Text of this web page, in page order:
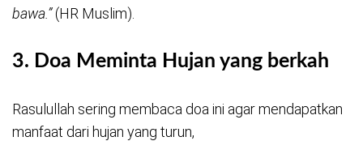
bawa.”(HR Muslim).
3. Doa Meminta Hujan yang berkah
Rasulullah sering membaca doa ini agar mendapatkan
manfaat dari hujan yang turun,